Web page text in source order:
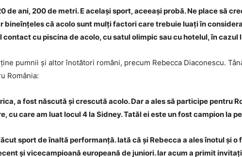
de ani, 200 de metri. E același sport, aceeași probă. Ne place să
bineînțeles că acolo sunt mulți factori care trebuie luați în
contact cu piscina de acolo, cu satul olimpic sau cu hotelul, în cazul
pumnii și altor înotători români, precum Rebecca Diaconescu.
România:
a fost născută și crescută acolo. Dar a ales să participe pentru
cu care am luat locul 4 la Sidney. Tatăl ei este un fost campion la
sport de înaltă performanță. Iată că și Rebecca a ales înotul și
și vicecampioană europeană de juniori. Iar acum a primit